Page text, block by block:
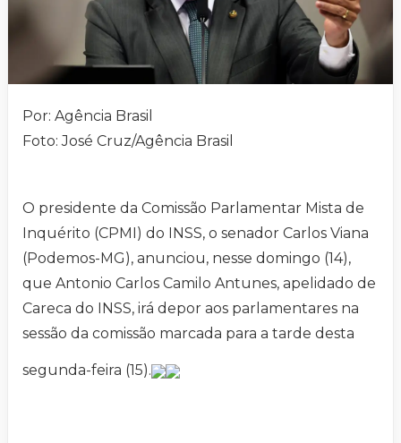
Por: Agência Brasil
Foto: José Cruz/Agência Brasil
O presidente da Comissão Parlamentar Mista de
Inquérito (CPMI) do INSS, o senador Carlos Viana
(Podemos-MG), anunciou, nesse domingo (14),
que Antonio Carlos Camilo Antunes, apelidado de
Careca do INSS, irá depor aos parlamentares na
sessão da comissão marcada para a tarde desta
segunda-feira (15).